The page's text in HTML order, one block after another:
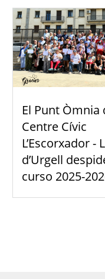
El Punt Òmnia
Centre Cívic
L’Escorxador -
d’Urgell
curso 2025-